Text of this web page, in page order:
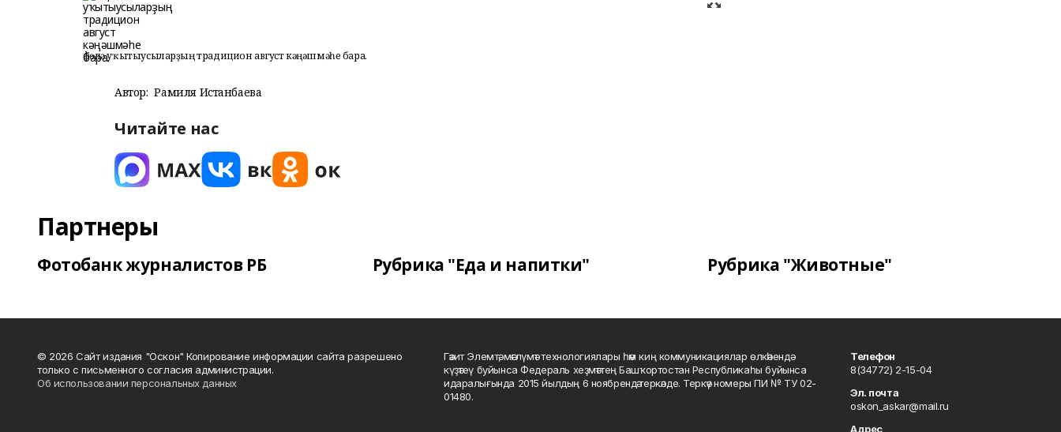
Өфөлә уҡытыусыларҙың традицион август кәңәшмәһе бара.
Автор: Рамиля Истанбаева
Читайте нас
Партнеры
Фотобанк журналистов РБ Рубрика "Еда и напитки" Рубрика "Животные"
© 2026 Сайт издания "Оскон" Копирование информации сайта разрешено
только с письменного согласия администрации.
Об использовании персональных данных
Гәзит Элемтә, мәғлүмәт технологиялары һәм киң коммуникациялар өлкәһендә
күҙәтеү буйынса Федераль хеҙмәттең Башҡортостан Республикаһы буйынса
идаралығында 2015 йылдың 6 ноябрендә теркәлде. Теркәү номеры ПИ № ТУ 02-
01480.
Телефон
8(34772) 2-15-04
Эл. почта
oskon_askar@mail.ru
Адрес